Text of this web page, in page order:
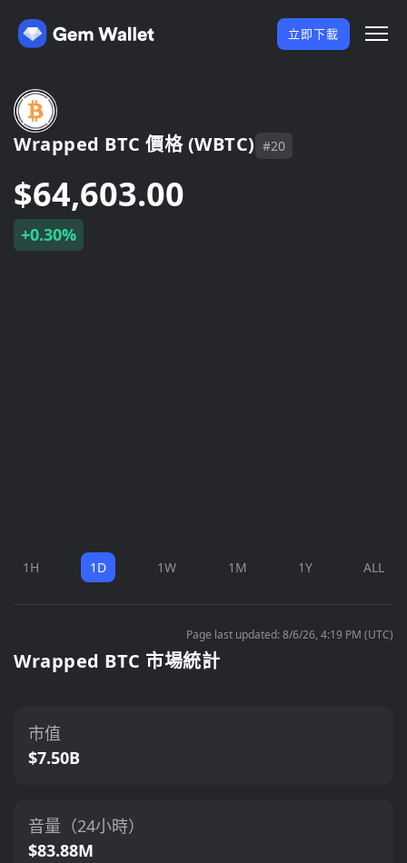
立即下載
Wrapped BTC 價格 (WBTC) #20
$64,603.00
+0.30%
1H 1D 1W 1M 1Y ALL
Page last updated: 8/6/26, 4:19 PM (UTC)
Wrapped BTC 市場統計
市值
$7.50B
音量（24小時）
$83.88M